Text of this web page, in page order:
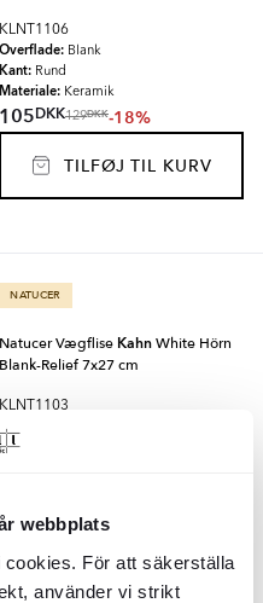
webbplats
För att säkerställa
använder vi strikt
KLNT1106
Overflade: Blank
Kant: Rund
Materiale: Keramik
105DKK129DKK-18%
TILFØJ TIL KURV
NATUCER
Natucer Vægflise KahnWhite Hörn
Blank-Relief 7x27 cm
KLNT1103
Overflade:
Kant:
TILFØJ TIL KURV